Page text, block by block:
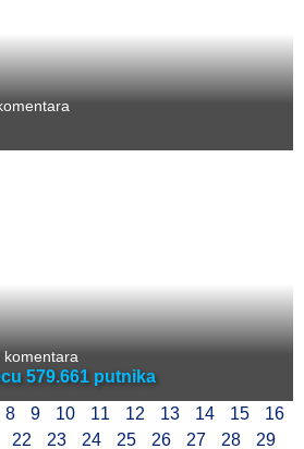
komentara
579.661 putnika
8 9 10 11 12 13 14 15
16
22 23 24 25 26 27 28 29